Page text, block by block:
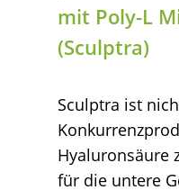
mit Poly-L
(Sculptra)
Sculptra ist
Hyaluronsäure
für die untere